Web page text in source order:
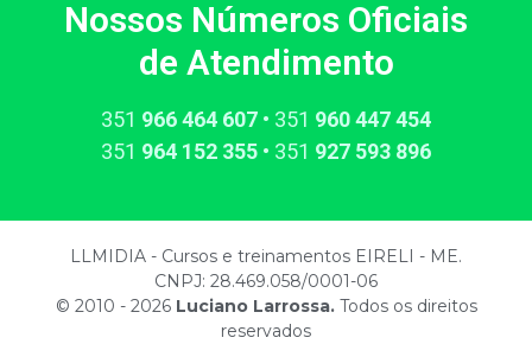
Nossos Números Oficiais
de Atendimento
351​ 966​ 464 607 • 351​ 960​ 447 454
351​ 964​ 152 355 • 351​ 927​ 593 896
LLMIDIA - Cursos e treinamentos EIRELI - ME.
CNPJ: 28.469.058/0001-06
© 2010 - 2026 Luciano Larrossa.Todos os direitos
reservados